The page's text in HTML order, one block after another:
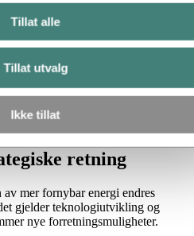
Tillat alle
Tillat utvalg
Ikke tillat
Energis historie
retning
mer fornybar energi endres
gjelder teknologiutvikling og
nye forretningsmuligheter.